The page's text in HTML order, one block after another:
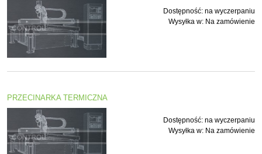
Dostępność: na wyczerpaniu
Wysyłka w: Na zamówienie
PRZECINARKA TERMICZNA
Dostępność: na wyczerpaniu
Wysyłka w: Na zamówienie